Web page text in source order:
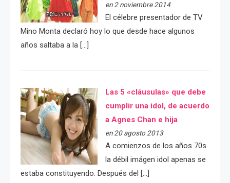
en 2 noviembre 2014
El célebre presentador de TV
Mino Monta declaró hoy lo que desde hace algunos
años saltaba a la […]
Las 5 «cláusulas» que debe
cumplir una idol, de acuerdo
a Agnes Chan e hija
en 20 agosto 2013
A comienzos de los años 70s
la débil imágen idol apenas se
estaba constituyendo. Después del […]